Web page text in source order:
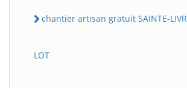
chantier artisan gratuit SAINTE-
LOT